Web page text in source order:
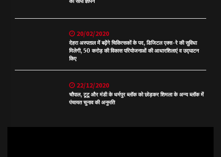
20/02/2020
देहरा अस्पताल में बढ़ेंगे चिकित्सकों के पद, डिजिटल एक्स-रे की सुविधा
मिलेगी, 50 करोड़ की विकास परियोजनाओं की आधारशिलाएं व उद्घाटन
किए
22/12/2020
चौपाल, टूटू और मंडी के धर्मपुर ब्लॉक को छोड़कर शिमला के अन्य ब्लॉक में
पंचायत चुनाव की अनुमति